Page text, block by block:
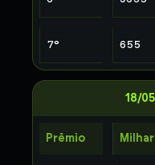
7° 655
18/
Prêmio Milhar